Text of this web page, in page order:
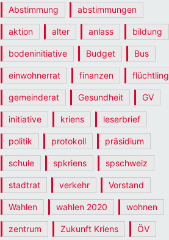
Abstimmung abstimmungen
aktion alter anlass bildung
bodeninitiative Budget Bus
einwohnerrat finanzen flüchtling
gemeinderat Gesundheit GV
initiative kriens leserbrief
politik protokoll präsidium
schule spkriens spschweiz
stadtrat verkehr Vorstand
Wahlen wahlen 2020 wohnen
zentrum Zukunft Kriens ÖV